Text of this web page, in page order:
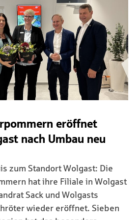
eröffnet
nach Umbau neu
zum Standort Wolgast: Die
hat ihre Filiale in Wolgast
Sack und Wolgasts
wieder eröffnet. Sieben